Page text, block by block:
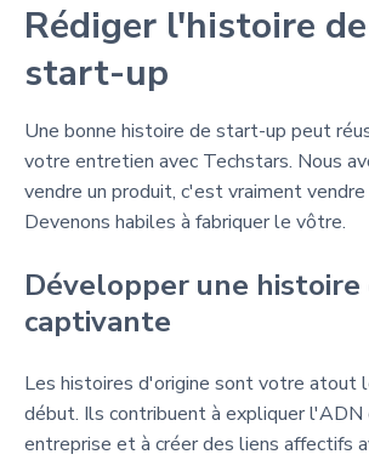
Rédiger l'histoire
start-up
Une bonne histoire de start-up peut
votre entretien avec Techstars. Nous
vendre un produit, c'est vraiment
Devenons habiles à fabriquer le vôtre.
Développer une
captivante
Les histoires d'origine sont votre atout
début. Ils contribuent à expliquer
entreprise et à créer des liens affectifs